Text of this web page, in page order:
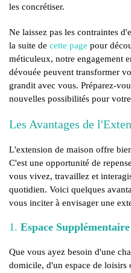
les concrétiser.
Ne laissez pas les contraintes
la suite de cette page pour
méticuleux, notre engagement
dévouée peuvent transformer
grandit avec vous. Préparez-
nouvelles possibilités pour
Les Avantages de
L'extension de maison offre
C'est une opportunité de
vous vivez, travaillez et
quotidien. Voici quelques
vous inciter à envisager une
1. Espace
Que vous ayez besoin d'une
domicile, d'un espace de loisirs